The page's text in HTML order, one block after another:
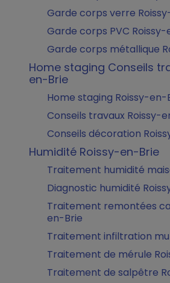
Garde corps verre
Garde corps PVC
Garde corps métallique
Home staging Conseils
en-Brie
Home staging Roissy-en-
Conseils travaux Roissy-
Conseils décoration
Humidité Roissy-en-Brie
Traitement humidité
Diagnostic humidité
Traitement remontées
en-Brie
Traitement infiltration
Traitement de mérule
Traitement de salpêtre